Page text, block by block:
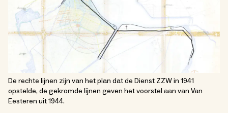
De rechte lijnen zijn van het plan dat de Dienst ZZW in 1941
opstelde, de gekromde lijnen geven het voorstel aan van Van
Eesteren uit 1944.